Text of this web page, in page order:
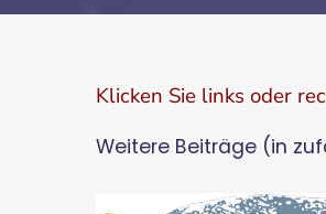
Klicken Sie links oder
Weitere Beiträge (in